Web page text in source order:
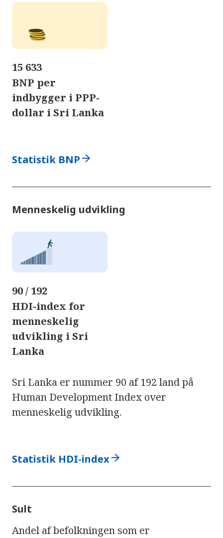
15 633
BNP per
indbygger i PPP-
dollar i Sri Lanka
Statistik BNP arrow_forward
Menneskelig udvikling
90 / 192
HDI-index for
menneskelig
udvikling i Sri
Lanka
Sri Lanka er nummer 90 af 192 land på
Human Development Index over
menneskelig udvikling.
Statistik HDI-indexarrow_forward
Sult
Andel af befolkningen som er